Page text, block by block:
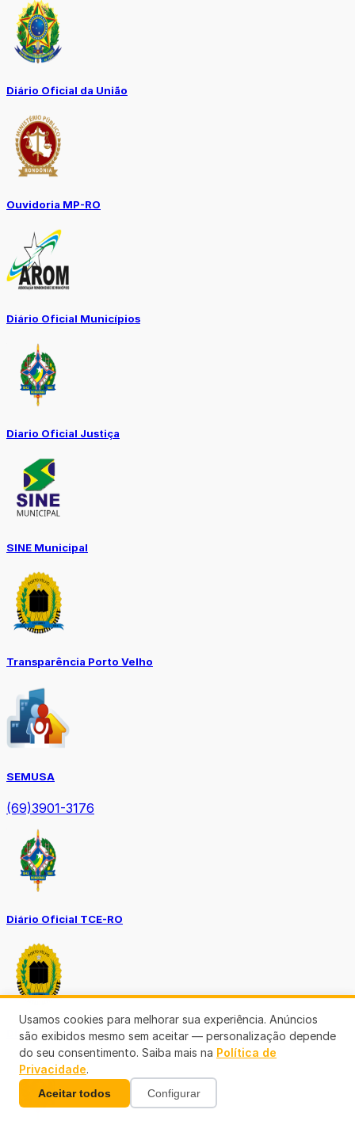
Diário Oficial da União
Ouvidoria MP-RO
Diário Oficial Municípios
Diario Oficial Justiça
SINE Municipal
Transparência Porto Velho
SEMUSA
(69)3901-3176
Diário Oficial TCE-RO
Diário Prefeitura de Porto Velho
Usamos cookies para melhorar sua experiência. Anúncios
são exibidos mesmo sem aceitar — personalização depende
do seu consentimento. Saiba mais na Política de
Privacidade.
Aceitar todos Configurar